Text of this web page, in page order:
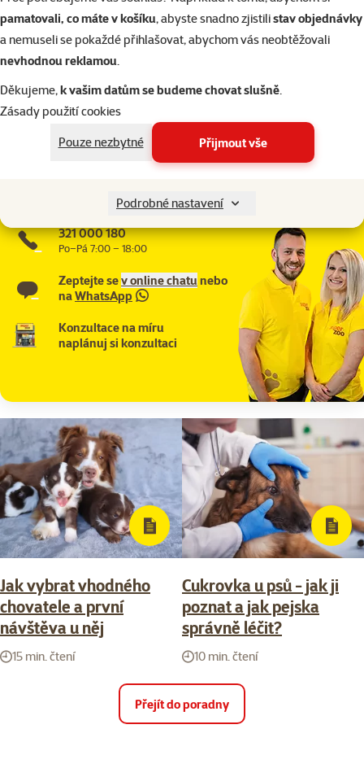
pamatovali, co máte v košíku, abyste snadno zjistilistav objednávky
a nemuseli se pokaždé přihlašovat, abychom vás neobtěžovali
nevhodnou reklamou.
Děkujeme,k vašim datům se budeme chovat slušně.
Zásady použití cookies
Pouze nezbytné
Přijmout vše
Podrobné nastavení
Parametry
Velikost psa
Značka
Flamingo
Katalogové číslo 134-3551
Články a poradna
Náš tým Super zoo je tady pro vás
321 000 180
Po–Pá 7:00 – 18:00
Zeptejte sev online chatunebo
naWhatsApp
Konzultace na míru
naplánuj si konzultaci
Jak vybrat vhodného
chovatele a první
návštěva u něj
15 min. čtení
Cukrovka u psů - jak ji
poznat a jak pejska
správně léčit?
10 min. čtení
Přejít do poradny